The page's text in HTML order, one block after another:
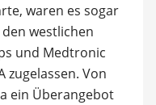
waren es sogar
westlichen
und Medtronic
zugelassen. Von
ein Überangebot